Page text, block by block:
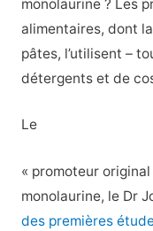
monolaurine ? Les
alimentaires, dont
pâtes, l’utilisent –
détergents et de
Le
« promoteur
monolaurine, le Dr
des premières